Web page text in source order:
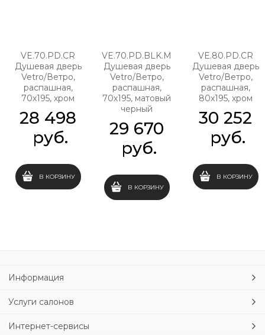
VE.70.PD.CR
Душевая дверь
Vetro/Ветро,
распашная,
70х195, хром
28 498
руб.
В КОРЗИНУ
VE.70.PD.BLK.M
Душевая дверь
Vetro/Ветро,
распашная,
70х195, матовый
черный
29 670
руб.
В КОРЗИНУ
VE.80.PD.CR
Душевая дверь
Vetro/Ветро,
распашная,
80х195, хром
30 252
руб.
В КОРЗИНУ
Информация
Услуги салонов
Интернет-сервисы